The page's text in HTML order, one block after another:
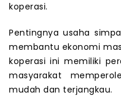
koperasi.
Pentingnya usaha
membantu ekonomi
koperasi ini memiliki
masyarakat
mudah dan terjangkau.